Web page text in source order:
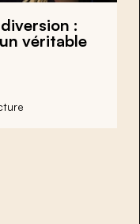
:
véritable